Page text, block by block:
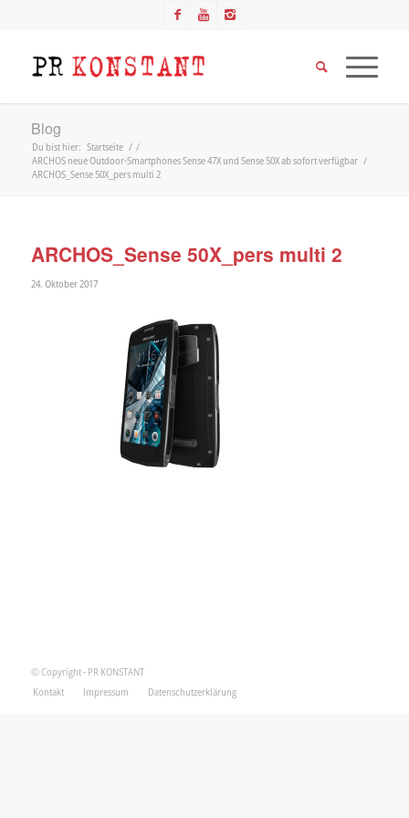
Blog
Du bist hier: Startseite / /
ARCHOS neue Outdoor-Smartphones Sense 47X und Sense 50X ab sofort verfügbar /
ARCHOS_Sense 50X_pers multi 2
ARCHOS_Sense 50X_pers multi 2
24. Oktober 2017
© Copyright - PR KONSTANT
Kontakt
Impressum Datenschutzerklärung